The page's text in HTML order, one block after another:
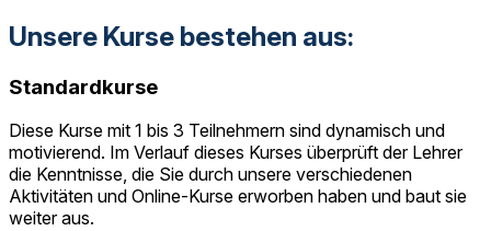
Unsere Kurse bestehen aus:
Standardkurse
Diese Kurse mit 1 bis 3 Teilnehmern sind dynamisch und
motivierend. Im Verlauf dieses Kurses überprüft der Lehrer
die Kenntnisse, die Sie durch unsere verschiedenen
Aktivitäten und Online-Kurse erworben haben und baut sie
weiter aus.